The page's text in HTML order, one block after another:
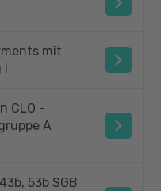
mit
I
CLO -
A
53b SGB